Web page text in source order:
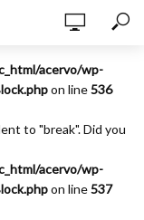
to "break". Did you
acervo/wp-
on line536
to "break". Did you
acervo/wp-
on line537